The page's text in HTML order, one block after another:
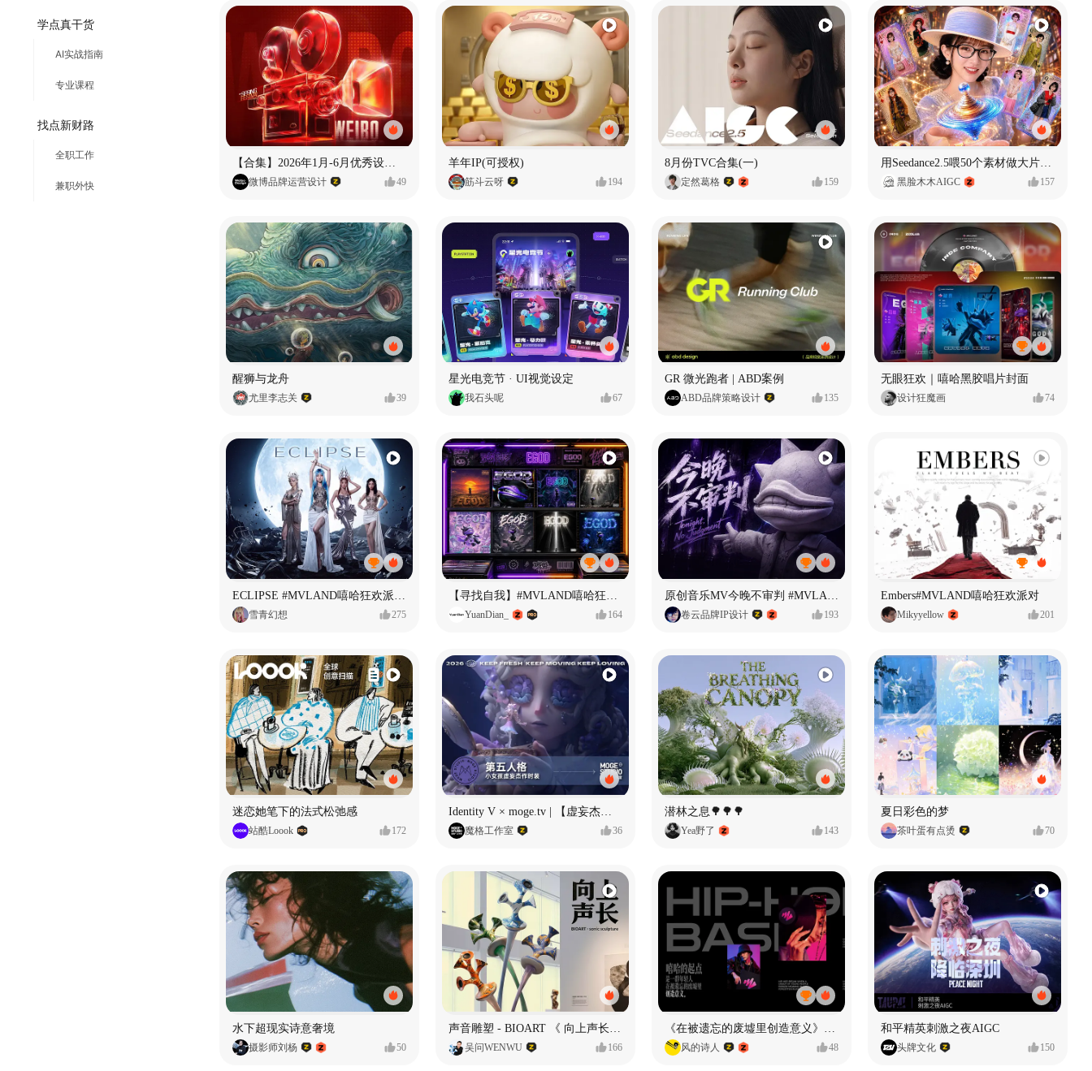
学点真干货
AI实战指南
专业课程
找点新财路
全职工作
兼职外快 微博品牌运营设计 49
羊年IP(可授权)
筋斗云呀 194
8月份TVC合集(一)
定然葛格 159 黑脸木木AIGC 157
醒狮与龙舟
尤里李志关 39
星光电竞节 · UI视觉设定
我石头呢 67
GR 微光跑者 | ABD案例
ABD品牌策略设计 135
无眼狂欢｜嘻哈黑胶唱片封面
设计狂魔画 74
雪青幻想 275 YuanDian_ 164 卷云品牌IP设计 193
Embers#MVLAND嘻哈狂欢派对
Mikyyellow 201
迷恋她笔下的法式松弛感
站酷Loook 172
Identity V × moge.tv | 【虚妄杰作时装】“小女孩”
魔格工作室 36
潜林之息🌳🌳🌳
Yea野了 143
夏日彩色的梦
茶叶蛋有点烫 70
水下超现实诗意奢境
摄影师刘杨 50 吴问WENWU 166 风的诗人 48
和平精英刺激之夜AIGC
头牌文化 150